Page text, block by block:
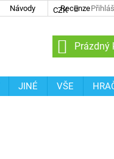
Návody Recenze
CZK
NÁKUPNÍ
KOŠÍK
Prázdný
JINÉ VŠE